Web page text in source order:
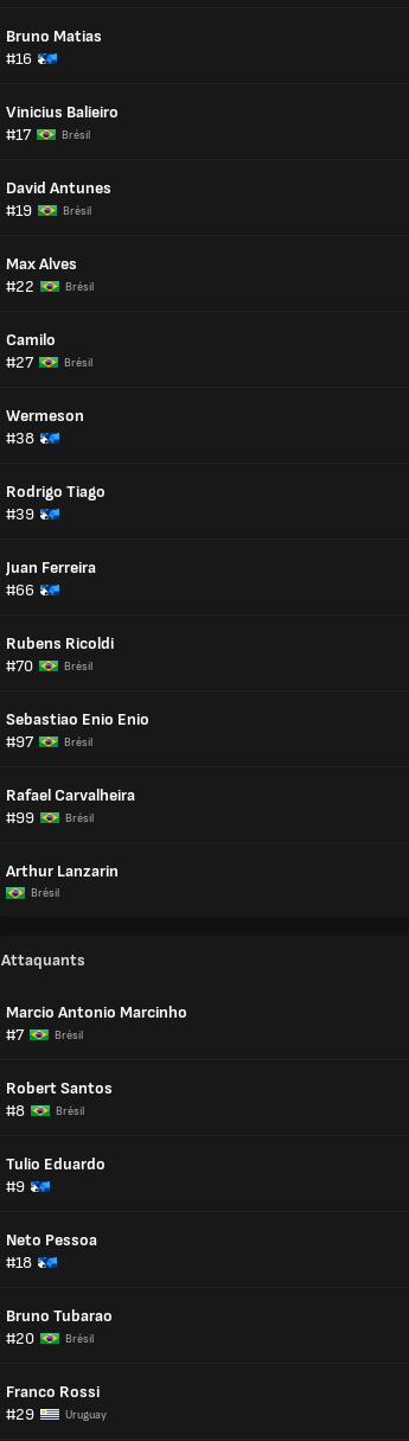
Bruno Matias
#16
Vinicius Balieiro
#17
Brésil
David Antunes
#19
Brésil
Max Alves
#22
Brésil
Camilo
#27
Brésil
Wermeson
#38
Rodrigo Tiago
#39
Juan Ferreira
#66
Rubens Ricoldi
#70
Brésil
Sebastiao Enio Enio
#97
Brésil
Rafael Carvalheira
#99
Brésil
Arthur Lanzarin
Brésil
Attaquants
Marcio Antonio Marcinho
#7
Brésil
Robert Santos
#8
Brésil
Tulio Eduardo
#9
Neto Pessoa
#18
Bruno Tubarao
#20
Brésil
Franco Rossi
#29
Uruguay